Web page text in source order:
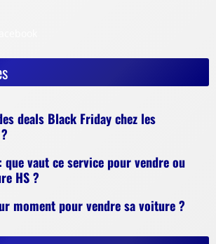
deals Black Friday chez les
que vaut ce service pour vendre ou
HS ?
moment pour vendre sa voiture ?